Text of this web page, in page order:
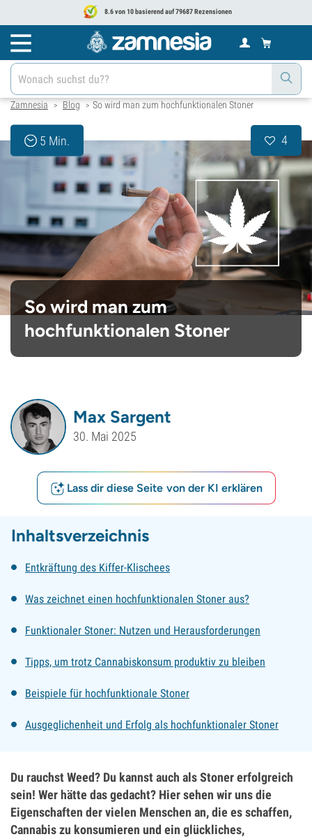
8.6 von 10 basierend auf 79687 Rezensionen
Zamnesia > Blog > So wird man zum hochfunktionalen Stoner
5 Min. 4
So wird man zum
hochfunktionalen Stoner
Max Sargent
30. Mai 2025
Lass dir diese Seite von der KI erklären
Inhaltsverzeichnis
Entkräftung des Kiffer-Klischees
Was zeichnet einen hochfunktionalen Stoner aus?
Funktionaler Stoner: Nutzen und Herausforderungen
Tipps, um trotz Cannabiskonsum produktiv zu bleiben
Beispiele für hochfunktionale Stoner
Ausgeglichenheit und Erfolg als hochfunktionaler Stoner
Du rauchst Weed? Du kannst auch als Stoner erfolgreich
sein! Wer hätte das gedacht? Hier sehen wir uns die
Eigenschaften der vielen Menschen an, die es schaffen,
Cannabis zu konsumieren und ein glückliches,